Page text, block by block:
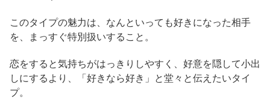
このタイプの魅力は、なんといっても好きになった相手
を、まっすぐ特別扱いすること。
恋をすると気持ちがはっきりしやすく、好意を隠して小出
しにするより、「好きなら好き」と堂々と伝えたいタイ
プ。